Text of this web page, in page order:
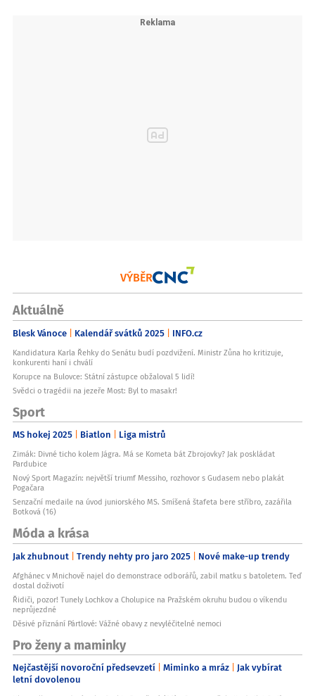
VÝBĚR
Aktuálně
Blesk Vánoce Kalendář svátků 2025 INFO.cz
Kandidatura Karla Řehky do Senátu budí pozdvižení. Ministr Zůna ho kritizuje,
konkurenti haní i chválí
Korupce na Bulovce: Státní zástupce obžaloval 5 lidí!
Svědci o tragédii na jezeře Most: Byl to masakr!
Sport
MS hokej 2025 Biatlon Liga mistrů
Zimák: Divné ticho kolem Jágra. Má se Kometa bát Zbrojovky? Jak poskládat
Pardubice
Nový Sport Magazín: největší triumf Messiho, rozhovor s Gudasem nebo plakát
Pogačara
Senzační medaile na úvod juniorského MS. Smíšená štafeta bere stříbro, zazářila
Botková (16)
Móda a krása
Jak zhubnout Trendy nehty pro jaro 2025 Nové make-up trendy
Afghánec v Mnichově najel do demonstrace odborářů, zabil matku s batoletem. Teď
dostal doživotí
Řidiči, pozor! Tunely Lochkov a Cholupice na Pražském okruhu budou o víkendu
neprůjezdné
Děsivé přiznání Pártlové: Vážné obavy z nevyléčitelné nemoci
Pro ženy a maminky
Nejčastější novoroční předsevzetí Miminko a mráz Jak vybírat
letní dovolenou